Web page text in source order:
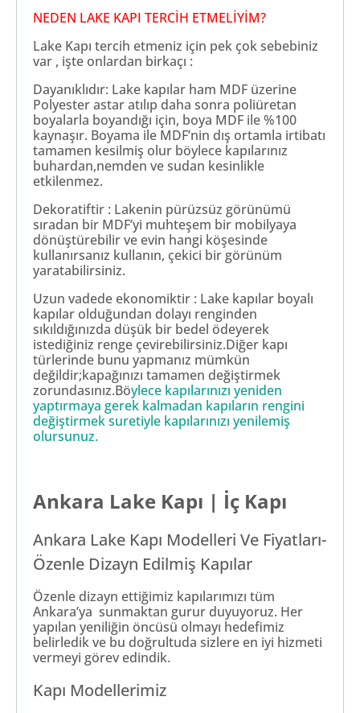
NEDEN LAKE KAPI TERCİH ETMELİYİM?
Lake Kapı tercih etmeniz için pek çok sebebiniz
var , işte onlardan birkaçı :
Dayanıklıdır: Lake kapılar ham MDF üzerine
Polyester astar atılıp daha sonra poliüretan
boyalarla boyandığı için, boya MDF ile %100
kaynaşır. Boyama ile MDF’nin dış ortamla irtibatı
tamamen kesilmiş olur böylece kapılarınız
buhardan,nemden ve sudan kesinlikle
etkilenmez.
Dekoratiftir : Lakenin pürüzsüz görünümü
sıradan bir MDF’yi muhteşem bir mobilyaya
dönüştürebilir ve evin hangi köşesinde
kullanırsanız kullanın, çekici bir görünüm
yaratabilirsiniz.
Uzun vadede ekonomiktir : Lake kapılar boyalı
kapılar olduğundan dolayı renginden
sıkıldığınızda düşük bir bedel ödeyerek
istediğiniz renge çevirebilirsiniz.Diğer kapı
türlerinde bunu yapmanız mümkün
değildir;kapağınızı tamamen değiştirmek
zorundasınız.Böylece kapılarınızı yeniden
yaptırmaya gerek kalmadan kapıların rengini
değiştirmek suretiyle kapılarınızı yenilemiş
olursunuz.
Ankara Lake Kapı | İç Kapı
Ankara Lake Kapı Modelleri Ve Fiyatları-
Özenle Dizayn Edilmiş Kapılar
Özenle dizayn ettiğimiz kapılarımızı tüm
Ankara’ya sunmaktan gurur duyuyoruz. Her
yapılan yeniliğin öncüsü olmayı hedefimiz
belirledik ve bu doğrultuda sizlere en iyi hizmeti
vermeyi görev edindik.
Kapı Modellerimiz